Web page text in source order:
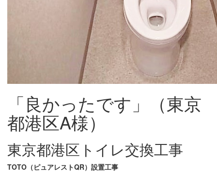
「良かったです」（東京
都港区A様）
東京都港区トイレ交換工事
TOTO（ピュアレストQR）設置工事